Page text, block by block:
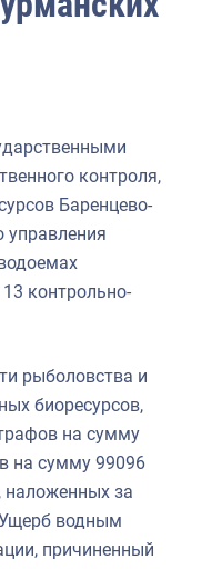
ценностей
контроля,
Баренцево-
управления
контрольно-
рыболовства и
биоресурсов,
на сумму
на сумму 99096
за
водным
причиненный